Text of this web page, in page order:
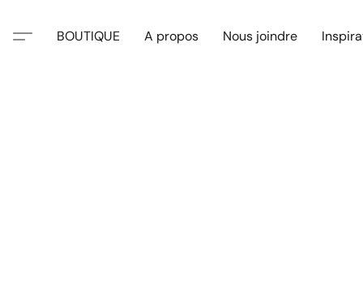
BOUTIQUE A propos Nous joindre